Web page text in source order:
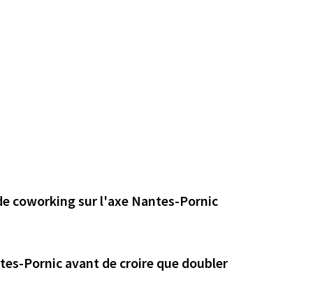
coworking sur l'axe Nantes-Pornic
Pornic avant de croire que doubler